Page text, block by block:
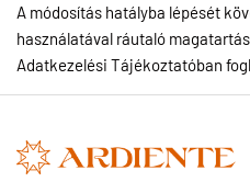
A módosítás hatályba lépését
használatával ráutaló
Adatkezelési Tájékoztatóban